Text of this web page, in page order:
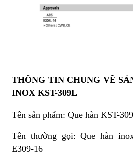
THÔNG TIN CHUNG VỀ
INOX KST-309L
Tên sản phẩm: Que hàn KST-
Tên thường gọi: Que hàn
E309-16